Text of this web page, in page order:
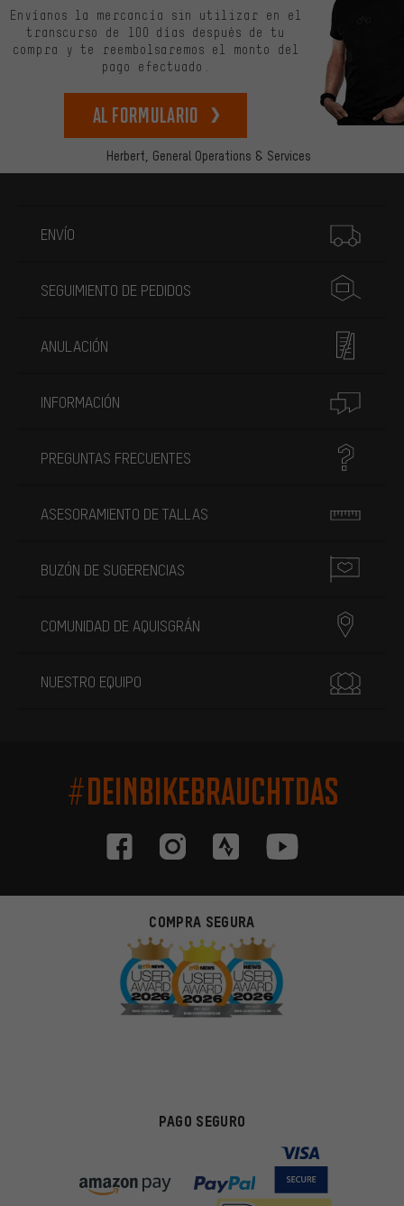
Herbert, General Operations & Services
Envíanos la mercancía sin utilizar en el
transcurso de 100 días después de tu
compra y te reembolsaremos el monto del
pago efectuado.
Al formulario
ENVÍO
SEGUIMIENTO DE PEDIDOS
ANULACIÓN
INFORMACIÓN
PREGUNTAS FRECUENTES
ASESORAMIENTO DE TALLAS
BUZÓN DE SUGERENCIAS
COMUNIDAD DE AQUISGRÁN
NUESTRO EQUIPO
#DEINBIKEBRAUCHTDAS
COMPRA SEGURA
PAGO SEGURO